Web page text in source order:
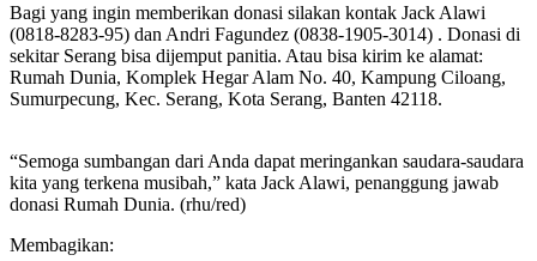
Bagi yang ingin memberikan donasi silakan kontak Jack Alawi
(0818-8283-95) dan Andri Fagundez (0838-1905-3014) . Donasi di
sekitar Serang bisa dijemput panitia. Atau bisa kirim ke alamat:
Rumah Dunia, Komplek Hegar Alam No. 40, Kampung Ciloang,
Sumurpecung, Kec. Serang, Kota Serang, Banten 42118.
“Semoga sumbangan dari Anda dapat meringankan saudara-saudara
kita yang terkena musibah,” kata Jack Alawi, penanggung jawab
donasi Rumah Dunia. (rhu/red)
Membagikan: